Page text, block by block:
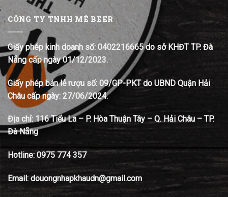
CÔNG TY TNHH MÊ BEER
Giấy phép kinh doanh số: 0402216665 do sở KHĐT TP. Đà
Nẵng cấp ngày 01/12/2023.
Giấy phép bán lẻ rượu số: 09/GP-PKT do UBND Quận Hải
Châu cấp ngày: 27/06/2024.
Địa chỉ: 116 Tiểu La – P. Hòa Thuận Tây – Q. Hải Châu – TP.
Đà Nẵng
Hotline: 0975 774 357
Email: douongnhapkhaudn@gmail.com